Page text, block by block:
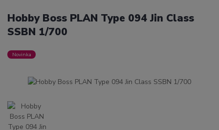
Hobby Boss PLAN Type 094 Jin Class
SSBN 1/700
Novinka